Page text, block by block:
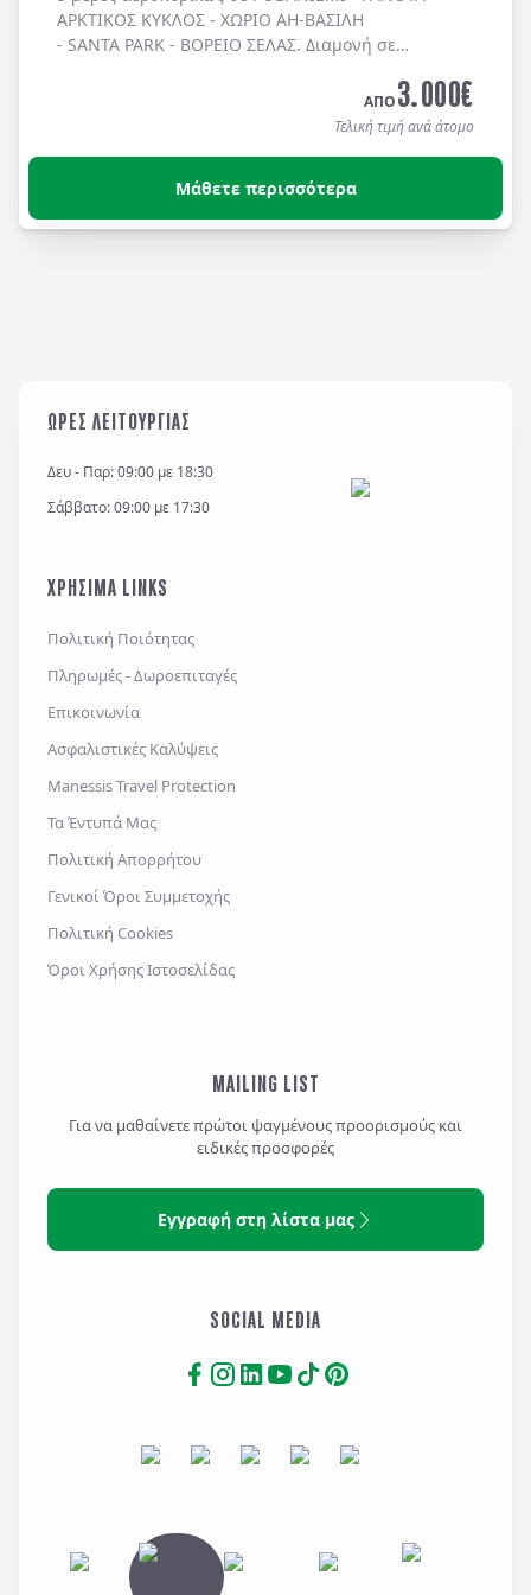
ΑΡΚΤΙΚΟΣ ΚΥΚΛΟΣ - ΧΩΡΙΟ ΑΗ-ΒΑΣΙΛΗ
- SANTA PARK - ΒΟΡΕΙΟ ΣΕΛΑΣ. Διαμονή σε
ΑΠΟ3.000€
Τελική τιμή ανά άτομο
Μάθετε περισσότερα
ΩΡΕΣ ΛΕΙΤΟΥΡΓΙΑΣ
Δευ - Παρ: 09:00 με 18:30
Σάββατο: 09:00 με 17:30
ΧΡΗΣΙΜΑ LINKS
Πολιτική Ποιότητας
Πληρωμές - Δωροεπιταγές
Επικοινωνία
Ασφαλιστικές Καλύψεις
Manessis Travel Protection
Τα Έντυπά Μας
Πολιτική Απορρήτου
Γενικοί Όροι Συμμετοχής
Πολιτική Cookies
Όροι Χρήσης Ιστοσελίδας
MAILING LIST
Για να μαθαίνετε πρώτοι ψαγμένους προορισμούς και
ειδικές προσφορές
Εγγραφή στη λίστα μας
SOCIAL MEDIA